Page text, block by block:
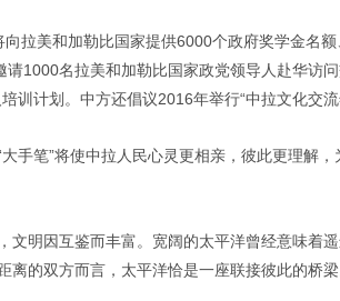
拉美和加勒比国家提供6000个政府奖学金名
1000名拉美和加勒比国家政党领导人赴华访
训计划。中方还倡议2016年举行“中拉文化交流
手笔”将使中拉人民心灵更相亲，彼此更理解
文明因互鉴而丰富。宽阔的太平洋曾经意味着
离的双方而言，太平洋恰是一座联接彼此的桥梁